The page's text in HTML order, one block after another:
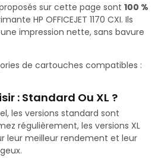
sur cette page sont 100 %
HP OFFICEJET 1170 CXI. Ils
impression nette, sans bavure
de cartouches compatibles :
: Standard Ou XL ?
les versions standard sont
régulièrement, les versions XL
leur meilleur rendement et leur